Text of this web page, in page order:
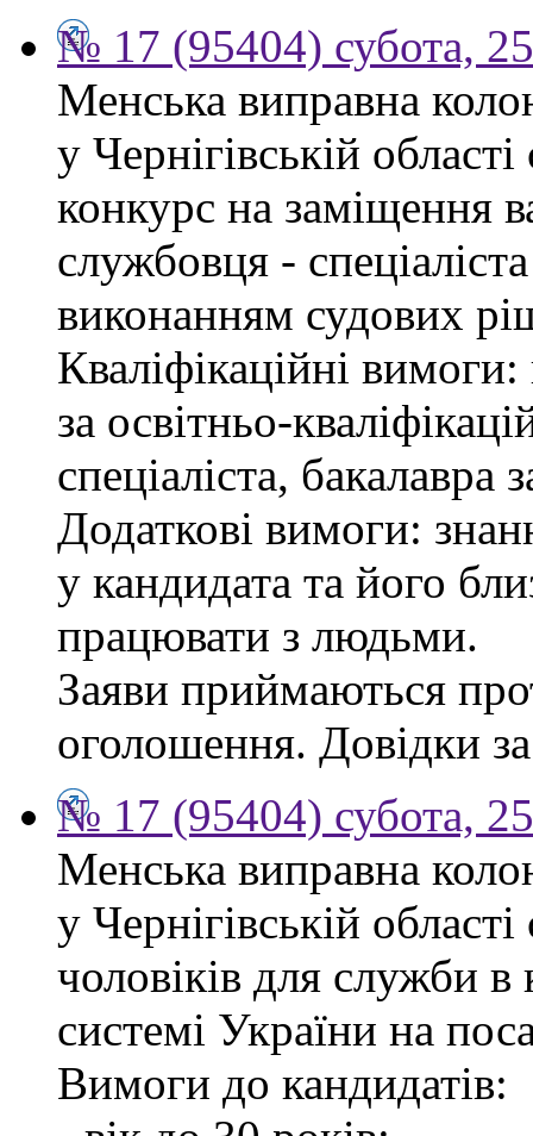
№ 17 (95404) субота,
Менська виправна
у Чернігівській
конкурс на заміщення
службовця -
виконанням судових
Кваліфікаційні
за освітньо-
спеціаліста,
Додаткові вимоги:
у кандидата та його
працювати з людьми.
Заяви приймаються
оголошення. Довідки
№ 17 (95404) субота,
Менська виправна
у Чернігівській
чоловіків для служби
системі України на
Вимоги до кандидатів: